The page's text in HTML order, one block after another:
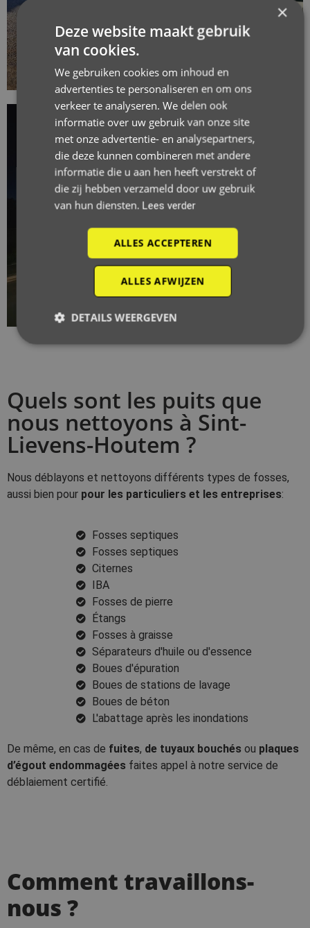
Quels sont les puits que
nous nettoyons à Sint-
Lievens-Houtem ?
Nous déblayons et nettoyons différents types de fosses,
aussi bien pour pour les particuliers et les entreprises:
Fosses septiques
Fosses septiques
Citernes
IBA
Fosses de pierre
Étangs
Fosses à graisse
Séparateurs d'huile ou d'essence
Boues d'épuration
Boues de stations de lavage
Boues de béton
L'abattage après les inondations
De même, en cas de fuites, de tuyaux bouchés ou plaques
d’égout endommagées faites appel à notre service de
déblaiement certifié.
Comment travaillons-
nous ?
×
Deze website maakt gebruik
van cookies.
We gebruiken cookies om inhoud en
advertenties te personaliseren en om ons
verkeer te analyseren. We delen ook
informatie over uw gebruik van onze site
met onze advertentie- en analysepartners,
die deze kunnen combineren met andere
informatie die u aan hen heeft verstrekt of
die zij hebben verzameld door uw gebruik
van hun diensten. Lees verder
ALLES ACCEPTEREN
ALLES AFWIJZEN
DETAILS WEERGEVEN